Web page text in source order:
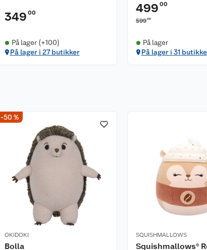
349 00
På lager (+100)
På lager i 27 butikker
499 00
59900
På lager
På lager i 31
-50 %
OKIDOKI
Bolla
SQUISHMALLOWS
Squishmallows®